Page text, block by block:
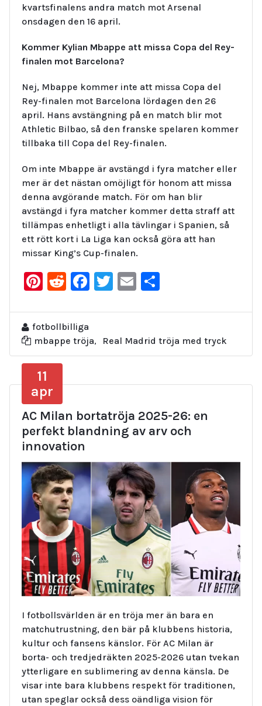
kvartsfinalens andra match mot Arsenal
onsdagen den 16 april.
Kommer Kylian Mbappe att missa Copa del Rey-
finalen mot Barcelona?
Nej, Mbappe kommer inte att missa Copa del
Rey-finalen mot Barcelona lördagen den 26
april. Hans avstängning på en match blir mot
Athletic Bilbao, så den franske spelaren kommer
tillbaka till Copa del Rey-finalen.
Om inte Mbappe är avstängd i fyra matcher eller
mer är det nästan omöjligt för honom att missa
denna avgörande match. För om han blir
avstängd i fyra matcher kommer detta straff att
tillämpas enhetligt i alla tävlingar i Spanien, så
ett rött kort i La Liga kan också göra att han
missar King’s Cup-finalen.
Pinterest
Reddit
Facebook
Twitter
Email
fotbollbilliga
mbappe tröja, Real Madrid tröja med tryck
11
apr
AC Milan bortatröja 2025-26: en
perfekt blandning av arv och
innovation
I fotbollsvärlden är en tröja mer än bara en
matchutrustning, den bär på klubbens historia,
kultur och fansens känslor. För AC Milan är
borta- och tredjedräkten 2025-2026 utan tvekan
ytterligare en sublimering av denna känsla. De
visar inte bara klubbens respekt för traditionen,
utan speglar också dess oändliga vision för